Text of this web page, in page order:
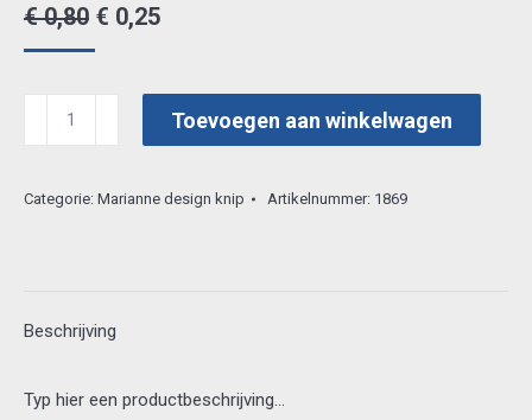
€0,80 Oorspronkelijke
prijs
was:
€ 0,25Huidige
is:
€ 0,25.
marianne
3d
tn6003
Toevoegen aan winkelwagen
Categorie: Marianne design knip Artikelnummer: 1869
Beschrijving
Typ hier een productbeschrijving…